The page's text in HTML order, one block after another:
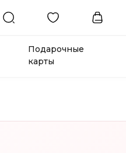
Подарочные
карты